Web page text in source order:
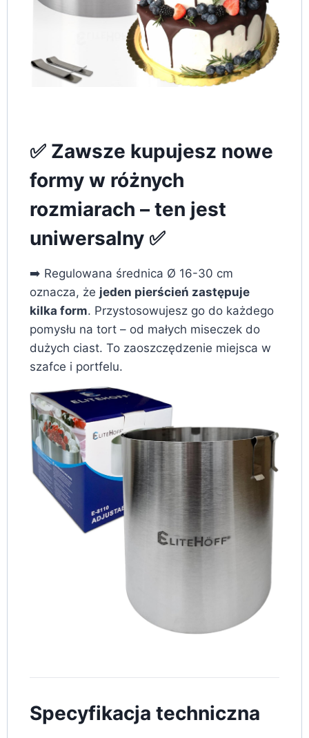
✅ Zawsze kupujesz nowe
formy w różnych
rozmiarach – ten jest
uniwersalny ✅
➡️ Regulowana średnica Ø 16-30 cm
oznacza, że jeden pierścień zastępuje
kilka form. Przystosowujesz go do każdego
pomysłu na tort – od małych miseczek do
dużych ciast. To zaoszczędzenie miejsca w
szafce i portfelu.
Specyfikacja techniczna